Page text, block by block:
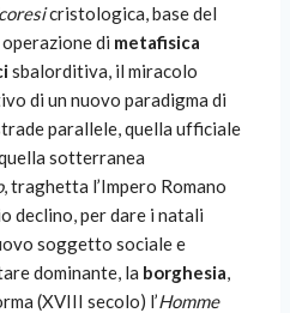
cristologica, base del
operazione di metafisica
sbalorditiva, il miracolo
di un nuovo paradigma di
parallele, quella ufficiale
sotterranea
, traghetta l’Impero Romano
declino, per dare i natali
soggetto sociale e
dominante, la borghesia,
(XVIII secolo) l’Homme